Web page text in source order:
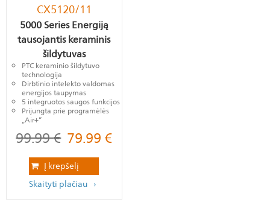
CX5120/11
5000 Series Energiją
tausojantis keraminis
šildytuvas
PTC keraminio šildytuvo
technologija
Dirbtinio intelekto valdomas
energijos taupymas
5 integruotos saugos funkcijos
Prijungta prie programėlės
„Air+“
99.99€ 79.99€
Į krepšelį
Skaityti plačiau